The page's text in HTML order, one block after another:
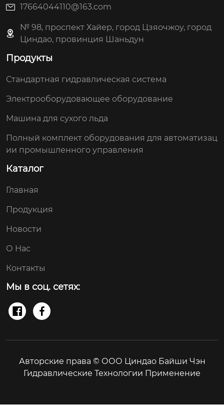
17664044110@163.com
№ 98, проспект Хайер, город Цзяочжоу, город
Циндао, провинция Шаньдун
Продукты
Стандартная гидравлическая система
Электрооборудовающее оборудование
Машина для сухого льда
Полный комплект оборудования для автоматизац
ии промышленного управления
Каталог
Главная
Продукция
Новости
О Нас
Контакты
Мы в соц. сетях:
 
Авторские права © ООО Циндао Байши Чэн
Гидравлические Технологии Применение